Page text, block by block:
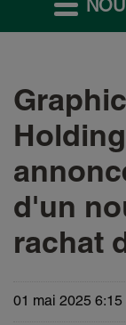
d'un
rachat
01 mai 2025 6:15